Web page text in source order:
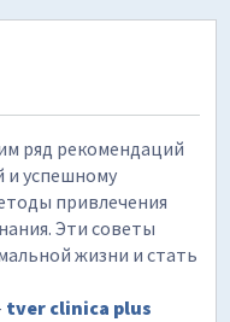
ряд рекомендаций
и успешному
привлечения
Эти советы
жизни и стать
tver clinica plus